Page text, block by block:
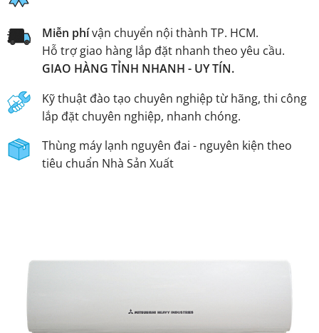
Miễn phívận chuyển nội thành TP. HCM.
Hỗ trợ giao hàng lắp đặt nhanh theo yêu cầu.
GIAO HÀNG TỈNH NHANH - UY TÍN.
Kỹ thuật đào tạo chuyên nghiệp từ hãng, thi công
lắp đặt chuyên nghiệp, nhanh chóng.
Thùng máy lạnh nguyên đai - nguyên kiện theo
tiêu chuẩn Nhà Sản Xuất